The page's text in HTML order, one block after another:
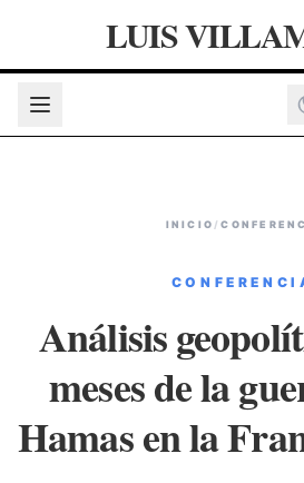
LUIS
INICIO /
Análisis
meses de la
Hamas en la